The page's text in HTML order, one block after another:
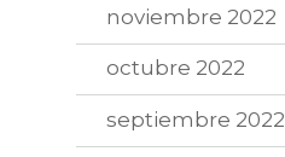
noviembre 2022
octubre 2022
septiembre 2022